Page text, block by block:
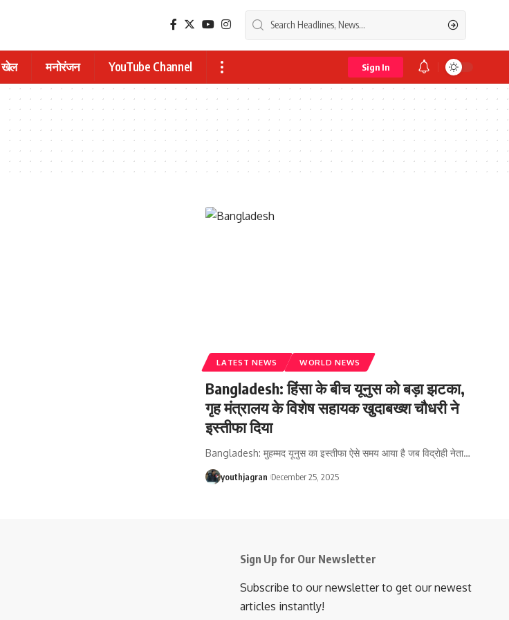
खेल मनोरंजन YouTube Channel Sign In
LATEST NEWS WORLD NEWS
Bangladesh: हिंसा के बीच यूनुस को बड़ा झटका,
गृह मंत्रालय के विशेष सहायक खुदाबख्श चौधरी ने
इस्तीफा दिया
Bangladesh: मुहम्मद यूनुस का इस्तीफा ऐसे समय आया है जब विद्रोही नेता…
youthjagran December 25, 2025
Sign Up for Our Newsletter
Subscribe to our newsletter to get our newest
articles instantly!